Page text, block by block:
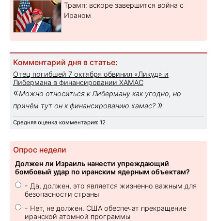
Трамп: вскоре завершится война с
Ираном
Комментарий дня в статье:
Отец погибшей 7 октября обвинил «Ликуд» и
Либермана в финансировании ХАМАС
«Можно относиться к Либерману как угодно, но
причём тут он к финансированию хамас? »
Средняя оценка комментария: 12
Опрос недели
Должен ли Израиль нанести упреждающий
бомбовый удар по иранским ядерным объектам?
- Да, должен, это является жизненно важным для
безопасности страны
- Нет, не должен. США обеспечат прекращение
иранской атомной программы